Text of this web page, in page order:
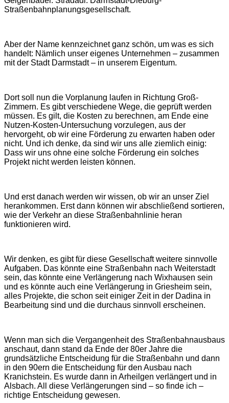
Straßenbahnplanungsgesellschaft.
Aber der Name kennzeichnet ganz schön, um was es sich
handelt: Nämlich unser eigenes Unternehmen – zusammen
mit der Stadt Darmstadt – in unserem Eigentum.
Dort soll nun die Vorplanung laufen in Richtung Groß-
Zimmern. Es gibt verschiedene Wege, die geprüft werden
müssen. Es gilt, die Kosten zu berechnen, am Ende eine
Nutzen-Kosten-Untersuchung vorzulegen, aus der
hervorgeht, ob wir eine Förderung zu erwarten haben oder
nicht. Und ich denke, da sind wir uns alle ziemlich einig:
Dass wir uns ohne eine solche Förderung ein solches
Projekt nicht werden leisten können.
Und erst danach werden wir wissen, ob wir an unser Ziel
herankommen. Erst dann können wir abschließend sortieren,
wie der Verkehr an diese Straßenbahnlinie heran
funktionieren wird.
Wir denken, es gibt für diese Gesellschaft weitere sinnvolle
Aufgaben. Das könnte eine Straßenbahn nach Weiterstadt
sein, das könnte eine Verlängerung nach Wixhausen sein
und es könnte auch eine Verlängerung in Griesheim sein,
alles Projekte, die schon seit einiger Zeit in der Dadina in
Bearbeitung sind und die durchaus sinnvoll erscheinen.
Wenn man sich die Vergangenheit des Straßenbahnausbaus
anschaut, dann stand da Ende der 80er Jahre die
grundsätzliche Entscheidung für die Straßenbahn und dann
in den 90ern die Entscheidung für den Ausbau nach
Kranichstein. Es wurde dann in Arheilgen verlängert und in
Alsbach. All diese Verlängerungen sind – so finde ich –
richtige Entscheidung gewesen.